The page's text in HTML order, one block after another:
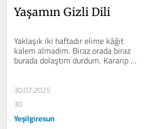
Yaşamın Gizli Dili
Yaklaşık iki haftadır elime kâğıt
kalem almadım. Biraz orada biraz
burada dolaştım durdum. Kararıp
kararıp da yağamayan bir buluttum...
30.07.2025
30
Yeşilgiresun